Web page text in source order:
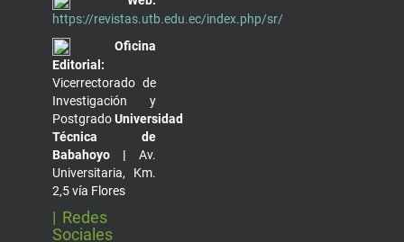
https://revistas.utb.edu.ec/index.php/sr/
Oficina
Editorial:
Vicerrectorado de
Investigación y
PostgradoUniversidad
Técnica de
Babahoyo | Av.
Universitaria, Km.
2,5 vía Flores
| Redes
Sociales